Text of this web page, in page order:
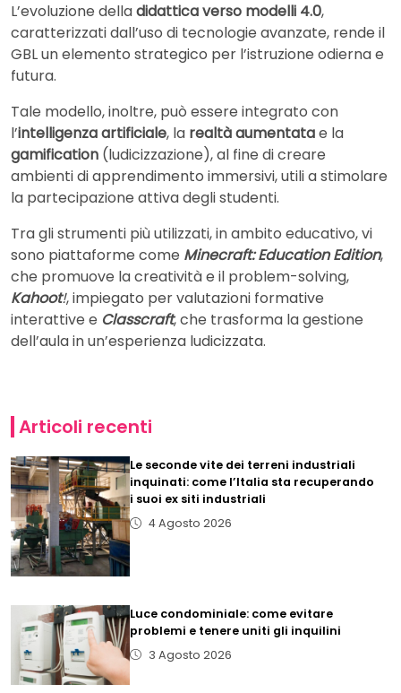
L’evoluzione delladidattica verso modelli 4.0,
caratterizzati dall’uso di tecnologie avanzate, rende il
GBL un elemento strategico per l’istruzione odierna e
futura.
Tale modello, inoltre, può essere integrato con
l’intelligenza artificiale, la realtà aumentatae la
gamification (ludicizzazione), al fine di creare
ambienti di apprendimento immersivi, utili a stimolare
la partecipazione attiva degli studenti.
Tra gli strumenti più utilizzati, in ambito educativo, vi
sono piattaforme come Minecraft: Education Edition,
che promuove la creatività e il problem-solving,
Kahoot!, impiegato per valutazioni formative
interattive e Classcraft, che trasforma la gestione
dell’aula in un’esperienza ludicizzata.
Articoli recenti
Le seconde vite dei terreni industriali
inquinati: come l’Italia sta recuperando
i suoi ex siti industriali
4 Agosto 2026
Luce condominiale: come evitare
problemi e tenere uniti gli inquilini
3 Agosto 2026